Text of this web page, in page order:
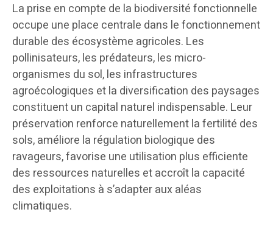
La prise en compte de la biodiversité fonctionnelle
occupe une place centrale dans le fonctionnement
durable des écosystème agricoles. Les
pollinisateurs, les prédateurs, les micro-
organismes du sol, les infrastructures
agroécologiques et la diversification des paysages
constituent un capital naturel indispensable. Leur
préservation renforce naturellement la fertilité des
sols, améliore la régulation biologique des
ravageurs, favorise une utilisation plus efficiente
des ressources naturelles et accroît la capacité
des exploitations à s’adapter aux aléas
climatiques.